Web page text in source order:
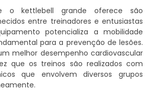
o kettlebell grande oferece são
entre treinadores e entusiastas
potencializa a mobilidade
para a prevenção de lesões.
melhor desempenho cardiovascular
que os treinos são realizados com
que envolvem diversos grupos